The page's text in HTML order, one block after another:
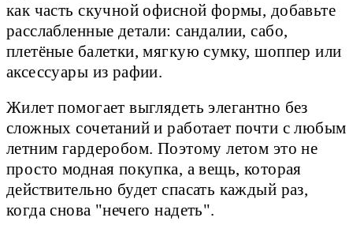
как часть скучной офисной формы, добавьте
расслабленные детали: сандалии, сабо,
плетёные балетки, мягкую сумку, шоппер или
аксессуары из рафии.
Жилет помогает выглядеть элегантно без
сложных сочетаний и работает почти с любым
летним гардеробом. Поэтому летом это не
просто модная покупка, а вещь, которая
действительно будет спасать каждый раз,
когда снова "нечего надеть".